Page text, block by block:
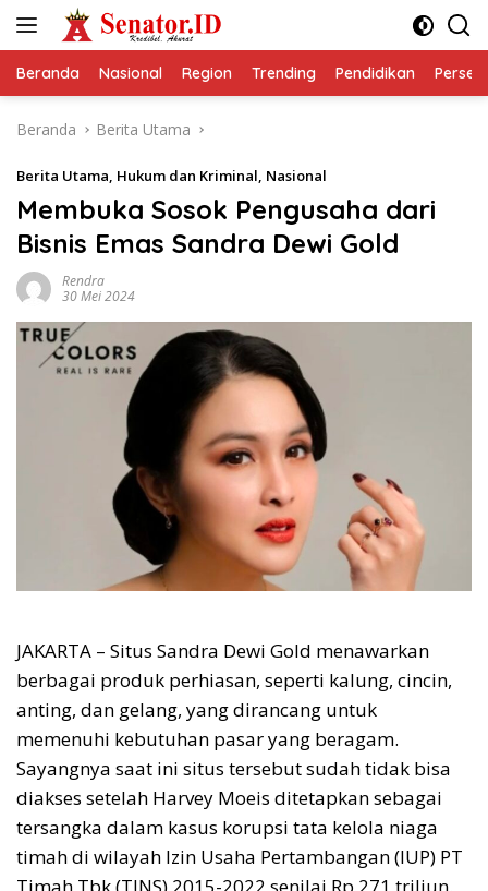
Beranda Nasional Region Trending Pendidikan
Beranda Berita Utama
Berita Utama, Hukum dan Kriminal, Nasional
Membuka Sosok Pengusaha dari
Bisnis Emas Sandra Dewi Gold
Rendra
30 Mei 2024
JAKARTA – Situs Sandra Dewi Gold menawarkan
berbagai produk perhiasan, seperti kalung, cincin,
anting, dan gelang, yang dirancang untuk
memenuhi kebutuhan pasar yang beragam.
Sayangnya saat ini situs tersebut sudah tidak bisa
diakses setelah Harvey Moeis ditetapkan sebagai
tersangka dalam kasus korupsi tata kelola niaga
timah di wilayah Izin Usaha Pertambangan (IUP) PT
Timah Tbk (TINS) 2015-2022 senilai Rp 271 triliun.